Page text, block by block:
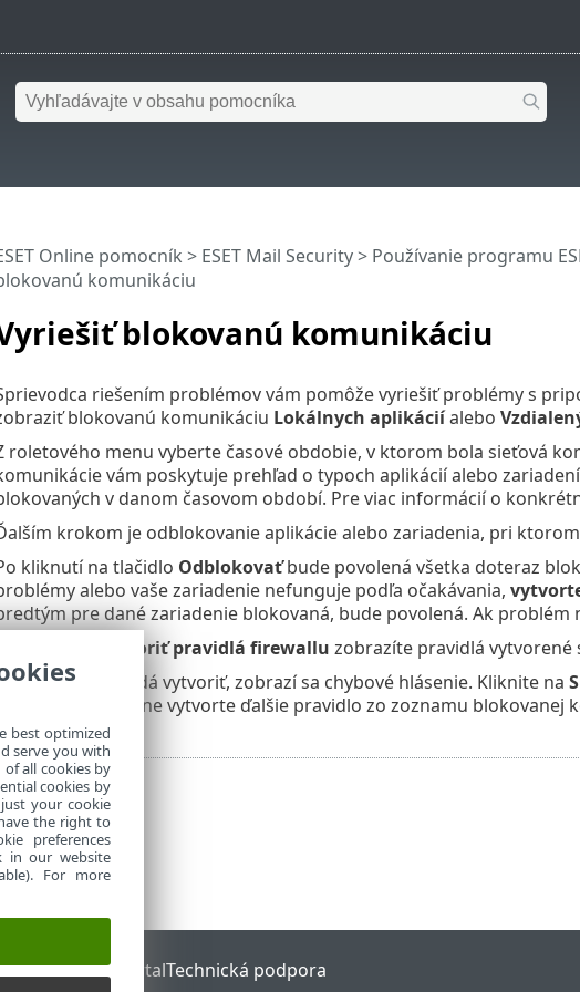
blokovanú komunikáciu
Online pomocník > ESET Mail Security> Používanie programu
komunikáciu
riešením problémov vám pomôže vyriešiť problémy s
blokovanú komunikáciu Lokálnych aplikáciíalebo
roletového menu vyberte časové obdobie, v ktorom bola sieťová
vám poskytuje prehľad o typoch aplikácií alebo
v danom časovom období. Pre viac informácií o
krokom je odblokovanie aplikácie alebo zariadenia, pri
kliknutí na tlačidlo Odblokovaťbude povolená všetka doteraz
alebo vaše zariadenie nefunguje podľa očakávania,
pre dané zariadenie blokovaná, bude povolená. Ak
Otvoriť pravidlá firewallu zobrazíte pravidlá vytvorené
sa pravidlo nedá vytvoriť, zobrazí sa chybové hlásenie. Kliknite na
zopakujte, prípadne vytvorte ďalšie pravidlo zo zoznamu blokovanej
ESET Status PortalTechnická podpora
best optimized
serve you with
of all cookies by
cookies by
your cookie
the right to
preferences
in our website
For more